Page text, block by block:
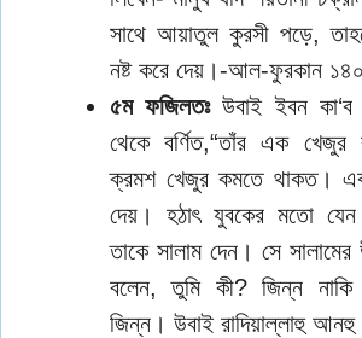
সাথে আয়াতুল কুরসী পড়ে,
নষ্ট করে দেয়।-আল-ফুরকান ১৪০
৫ম ফজিলতঃউবাই ইবন কা‘ব
থেকে বর্ণিত,“তাঁর এক খেজুর
ক্রমশ খেজুর কমতে থাকত। এক
দেয়। হঠাৎ যুবকের মতো
তাকে সালাম দেন। সে
বলেন, তুমি কী? জিন্ন
জিন্ন। উবাই রাদিয়াল্লাহু